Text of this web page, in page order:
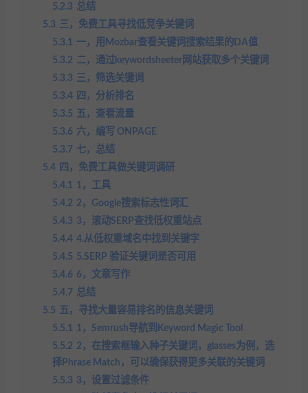
5.2.3 总结
5.3 三，免费工具寻找低竞争关键词
5.3.1 一，用Mozbar查看关键词搜索结果的DA值
5.3.2 二，通过keywordsheeter网站获取多个关键词
5.3.3 三，筛选关键词
5.3.4 四，分析排名
5.3.5 五，查看流量
5.3.6 六，编写 ONPAGE
5.3.7 七，总结
5.4 四，免费工具做关键词调研
5.4.1 1，工具
5.4.2 2，Google搜索标志性词汇
5.4.3 3，滚动SERP查找低权重站点
5.4.4 4.从低权重域名中找到关键字
5.4.5 5.SERP 验证关键词是否可用
5.4.6 6，文章写作
5.4.7 总结
5.5 五，寻找大量容易排名的信息关键词
5.5.1 1，Semrush导航到Keyword Magic Tool
5.5.2 2，在搜索框输入种子关键词，glasses为例，选
择Phrase Match，可以确保获得更多关联的关键词
5.5.3 3，设置过滤条件